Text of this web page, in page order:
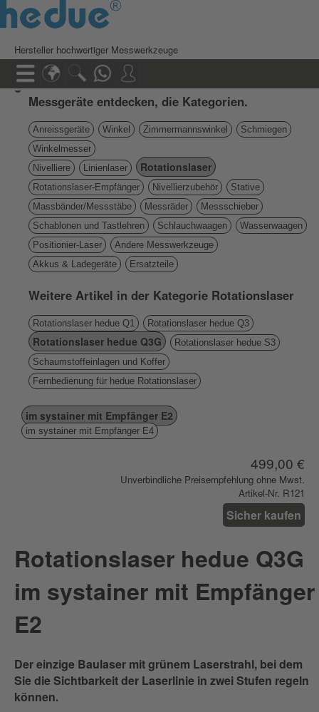
Hersteller hochwertiger Messwerkzeuge
Messgeräte entdecken, die Kategorien.
Anreissgeräte Winkel Zimmermannswinkel
Schmiegen
Winkelmesser
Nivelliere
Linienlaser Rotationslaser
Rotationslaser-Empfänger Nivellierzubehör
Stative
Massbänder/Messstäbe
Messräder
Messschieber
Schablonen und Tastlehren
Schlauchwaagen
Wasserwaagen
Positionier-Laser
Andere Messwerkzeuge
Akkus & Ladegeräte
Ersatzteile
Weitere Artikel in der Kategorie Rotationslaser
Rotationslaser hedue Q1 Rotationslaser hedue Q3
Rotationslaser hedue Q3G
Rotationslaser hedue S3
Schaumstoffeinlagen und Koffer
Fernbedienung für hedue Rotationslaser
im systainer mit Empfänger E2
im systainer mit Empfänger E4
499,00 €
Unverbindliche Preisempfehlung ohne Mwst.
Artikel-Nr. R121
Sicher kaufen
Rotationslaser hedue Q3G
im systainer mit Empfänger
E2
Der einzige Baulaser mit grünem Laserstrahl, bei dem
Sie die Sichtbarkeit der Laserlinie in zwei Stufen regeln
können.